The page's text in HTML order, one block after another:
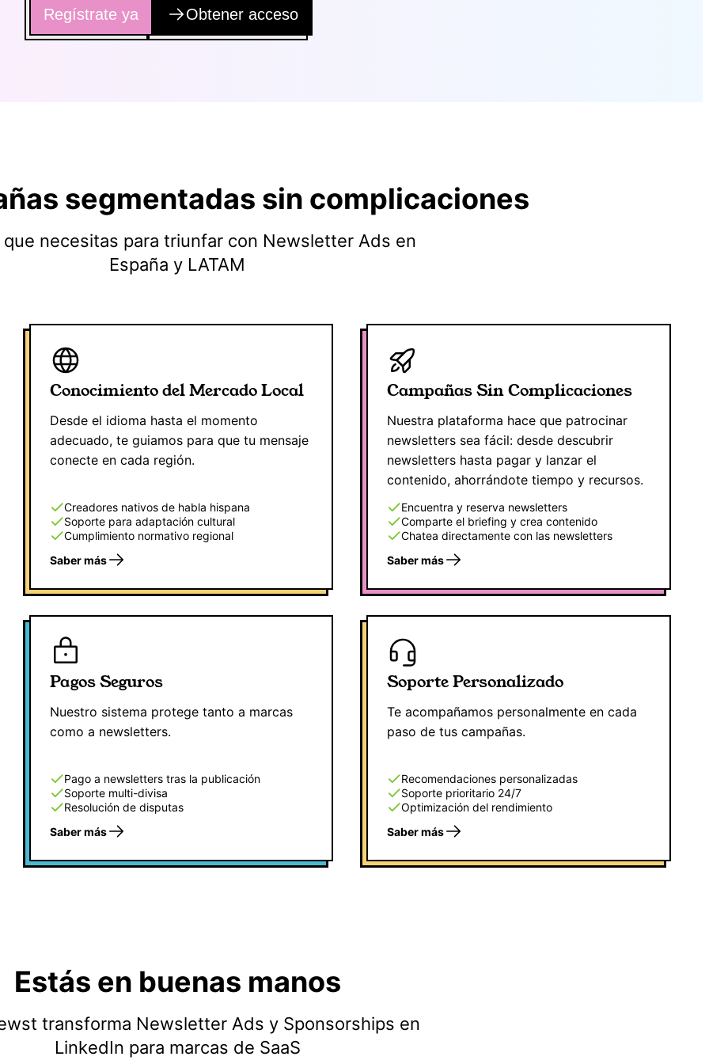
Regístrate ya Obtener acceso
segmentadas sin complicaciones
que necesitas para triunfar con Newsletter Ads en
España y LATAM
Conocimiento del Mercado Local
Desde el idioma hasta el momento
adecuado, te guiamos para que tu mensaje
conecte en cada región.
Creadores nativos de habla hispana
Soporte para adaptación cultural
Cumplimiento normativo regional
Saber más
Campañas Sin Complicaciones
Nuestra plataforma hace que patrocinar
newsletters sea fácil: desde descubrir
newsletters hasta pagar y lanzar el
contenido, ahorrándote tiempo y recursos.
Encuentra y reserva newsletters
Comparte el briefing y crea contenido
Chatea directamente con las newsletters
Saber más
Pagos Seguros
Nuestro sistema protege tanto a marcas
como a newsletters.
Pago a newsletters tras la publicación
Soporte multi-divisa
Resolución de disputas
Saber más
Soporte Personalizado
Te acompañamos personalmente en cada
paso de tus campañas.
Recomendaciones personalizadas
Soporte prioritario 24/7
Optimización del rendimiento
Saber más
Estás en buenas manos
transforma Newsletter Ads y Sponsorships en
LinkedIn para marcas de SaaS